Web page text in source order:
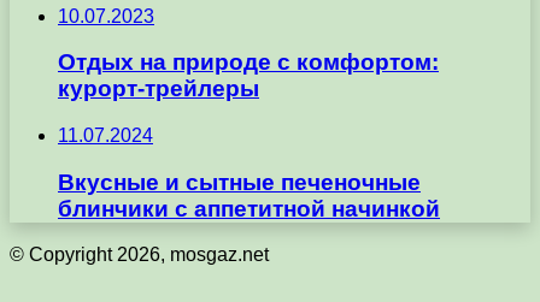
10.07.2023
Отдых на природе с комфортом:
курорт-трейлеры
11.07.2024
Вкусные и сытные печеночные
блинчики с аппетитной начинкой
© Copyright 2026, mosgaz.net